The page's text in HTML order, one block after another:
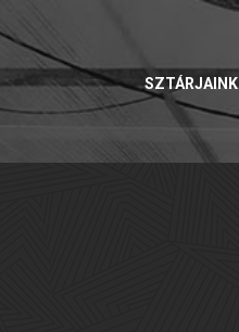
SZTÁRJAINK